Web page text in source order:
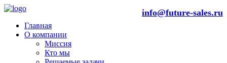
info@future-sales.ru
Главная
О компании
Миссия
Кто мы